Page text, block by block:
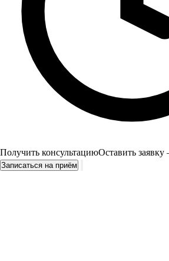
Получить консультациюОставить
Записаться на приём